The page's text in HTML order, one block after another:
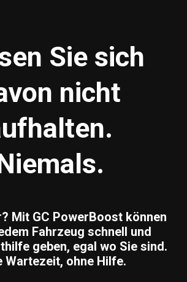
Sie sich
nicht
Mit GC PowerBoost können
Fahrzeug schnell und
geben, egal wo Sie sind.
Wartezeit, ohne Hilfe.